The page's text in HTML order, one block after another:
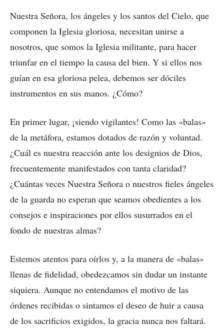
Nuestra Señora, los ángeles y los santos del Cielo, que
componen la Iglesia gloriosa, necesitan unirse a
nosotros, que somos la Iglesia militante, para hacer
triunfar en el tiempo la causa del bien. Y si ellos nos
guían en esa gloriosa pelea, debemos ser dóciles
instrumentos en sus manos. ¿Cómo?
En primer lugar, ¡siendo vigilantes! Como las «balas»
de la metáfora, estamos dotados de razón y voluntad.
¿Cuál es nuestra reacción ante los designios de Dios,
frecuentemente manifestados con tanta claridad?
¿Cuántas veces Nuestra Señora o nuestros fieles ángeles
de la guarda no esperan que seamos obedientes a los
consejos e inspiraciones por ellos susurrados en el
fondo de nuestras almas?
Estemos atentos para oírlos y, a la manera de «balas»
llenas de fidelidad, obedezcamos sin dudar un instante
siquiera. Aunque no entendamos el motivo de las
órdenes recibidas o sintamos el deseo de huir a causa
de los sacrificios exigidos, la gracia nunca nos faltará.